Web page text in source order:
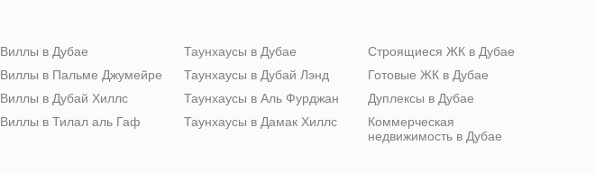
Виллы в Дубае
Виллы в Пальме Джумейре
Виллы в Дубай Хиллс
Виллы в Тилал аль Гаф
Таунхаусы в Дубае
Таунхаусы в Дубай Лэнд
Таунхаусы в Аль Фурджан
Таунхаусы в Дамак Хиллс
Строящиеся ЖК в Дубае
Готовые ЖК в Дубае
Дуплексы в Дубае
Коммерческая
недвижимость в Дубае